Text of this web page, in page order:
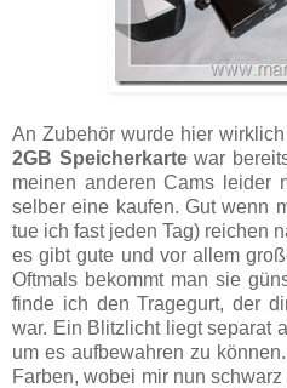
An Zubehör wurde hier
2GB Speicherkartewar
meinen anderen Cams leider
selber eine kaufen. Gut wenn
tue ich fast jeden Tag) reichen
es gibt gute und vor allem
Oftmals bekommt man sie
finde ich den Tragegurt, der
war. Ein Blitzlicht liegt separat
um es aufbewahren zu
Farben, wobei mir nun